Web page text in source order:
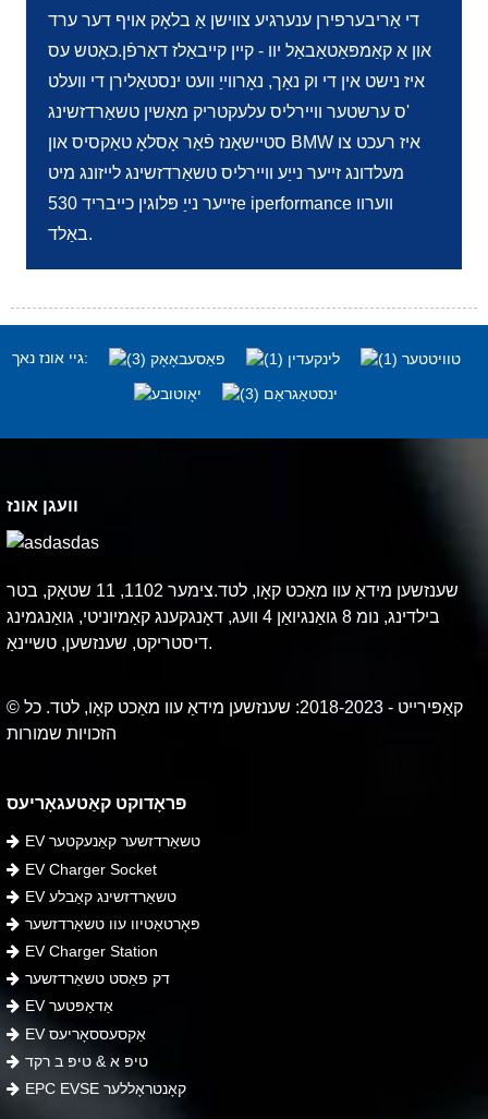
די אַריבערפירן ענערגיע צווישן אַ בלאָק אויף דער ערד
און אַ קאַמפּאַטאַבאַל יוו - קיין קייבאַלז דאַרפֿן.כאָטש עס
איז נישט אין די וק נאָך, נאָרווייַ וועט ינסטאַלירן די וועלט
'ס ערשטער וויירליס עלעקטריק מאַשין טשאַרדזשינג
סטיישאַנז פֿאַר אָסלאָ טאַקסיס און BMW איז רעכט צו
מעלדונג זייער נייַע וויירליס טשאַרדזשינג לייזונג מיט
זייער נייַ פּלוגין כייבריד 530e iperformance ווערוו
באַלד.
גיי אונז נאך:
וועגן אונז
שענזשען מידאַ עוו מאַכט קאָו, לטד.צימער 1102, 11 שטאָק, בטר
בילדינג, נומ 8 גואַנגיואַן 4 וועג, דאָנגקענג קאַמיוניטי, גואַנגמינג
דיסטריקט, שענזשען, טשיינאַ.
© קאַפּירייט - 2018-2023: שענזשען מידאַ עוו מאַכט קאָו, לטד. כל
הזכויות שמורות
פּראָדוקט קאַטעגאָריעס
EV טשאַרדזשער קאַנעקטער
EV Charger Socket
EV טשאַרדזשינג קאַבלע
פּאָרטאַטיוו עוו טשאַרדזשער
EV Charger Station
דק פאַסט טשאַרדזשער
EV אַדאַפּטער
EV אַקסעססאָריעס
טיפּ א & טיפּ ב רקד
EPC EVSE קאָנטראָללער